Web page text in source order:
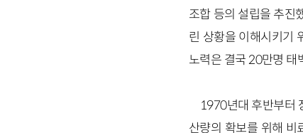
조합 등의 설립을 추진
린 상황을 이해시키기
노력은 결국 20만명 태
1970년대 후반부터
산량의 확보를 위해 비